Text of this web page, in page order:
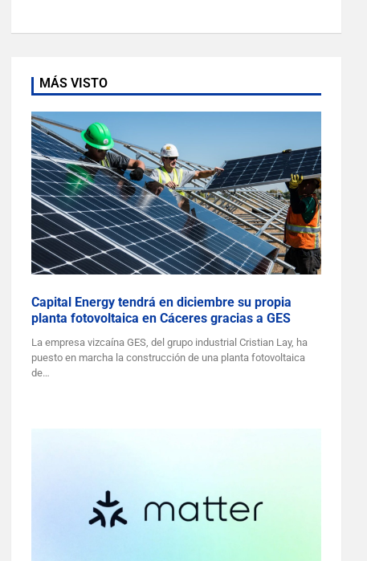
MÁS VISTO
Capital Energy tendrá en diciembre su propia
planta fotovoltaica en Cáceres gracias a GES
La empresa vizcaína GES, del grupo industrial Cristian Lay, ha
puesto en marcha la construcción de una planta fotovoltaica
de…